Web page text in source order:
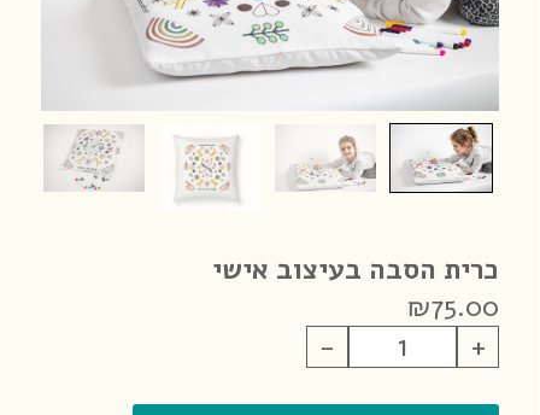
כרית הסבה בעיצוב אישי
₪75.00
+ של
-